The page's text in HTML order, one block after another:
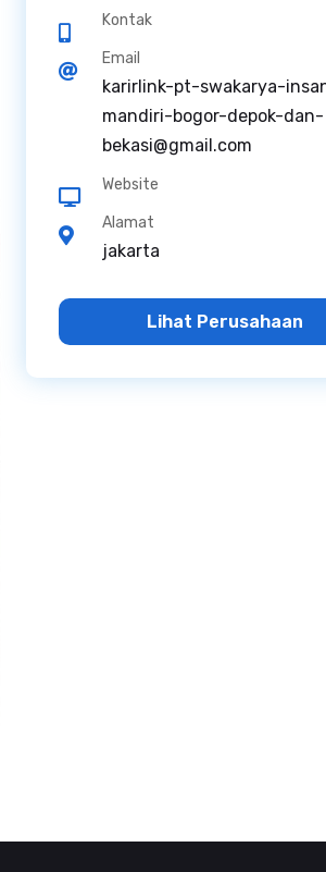
Kontak
Email
karirlink-pt-swakarya-
mandiri-bogor-depok-dan-
bekasi@gmail.com
Website
Alamat
jakarta
Lihat Perusahaan